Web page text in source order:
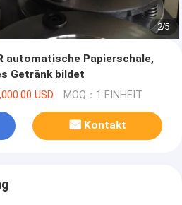
2/5
automatische Papierschale,
Getränk bildet
USD MOQ：1 EINHEIT
Kontakt